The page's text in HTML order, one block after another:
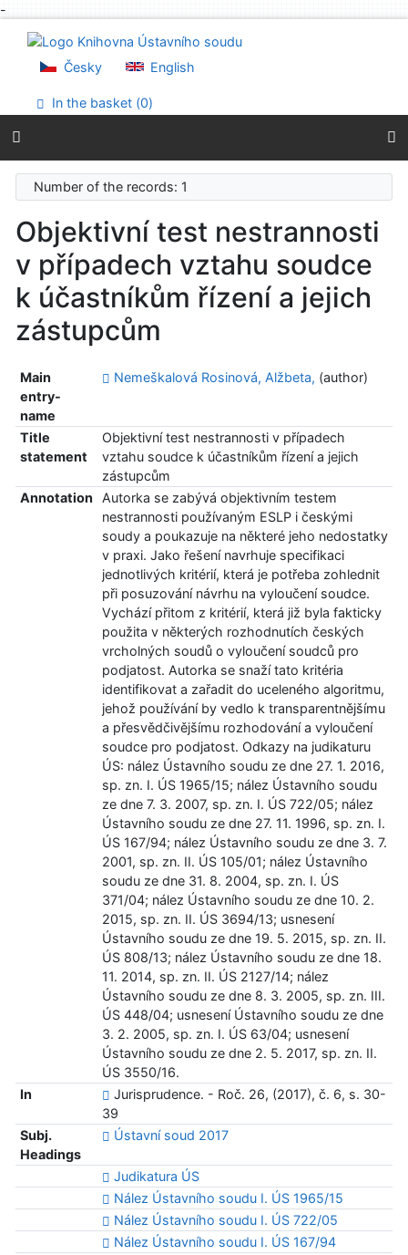
-
Go to menu
Accessibility declaration
Česky English
In the basket (0)
Number of the records: 1
Objektivní test nestrannosti
v případech vztahu soudce
k účastníkům řízení a jejich
zástupcům
Main
entry-
name
Nemeškalová Rosinová, Alžbeta, (author)
Title
statement
Objektivní test nestrannosti v případech
vztahu soudce k účastníkům řízení a jejich
zástupcům
Annotation
Autorka se zabývá objektivním testem
nestrannosti používaným ESLP i českými
soudy a poukazuje na některé jeho nedostatky
v praxi. Jako řešení navrhuje specifikaci
jednotlivých kritérií, která je potřeba zohlednit
při posuzování návrhu na vyloučení soudce.
Vychází přitom z kritérií, která již byla fakticky
použita v některých rozhodnutích českých
vrcholných soudů o vyloučení soudců pro
podjatost. Autorka se snaží tato kritéria
identifikovat a zařadit do uceleného algoritmu,
jehož používání by vedlo k transparentnějšímu
a přesvědčivějšímu rozhodování a vyloučení
soudce pro podjatost. Odkazy na judikaturu
ÚS: nález Ústavního soudu ze dne 27. 1. 2016,
sp. zn. I. ÚS 1965/15; nález Ústavního soudu
ze dne 7. 3. 2007, sp. zn. I. ÚS 722/05; nález
Ústavního soudu ze dne 27. 11. 1996, sp. zn. I.
ÚS 167/94; nález Ústavního soudu ze dne 3. 7.
2001, sp. zn. II. ÚS 105/01; nález Ústavního
soudu ze dne 31. 8. 2004, sp. zn. I. ÚS
371/04; nález Ústavního soudu ze dne 10. 2.
2015, sp. zn. II. ÚS 3694/13; usnesení
Ústavního soudu ze dne 19. 5. 2015, sp. zn. II.
ÚS 808/13; nález Ústavního soudu ze dne 18.
11. 2014, sp. zn. II. ÚS 2127/14; nález
Ústavního soudu ze dne 8. 3. 2005, sp. zn. III.
ÚS 448/04; usnesení Ústavního soudu ze dne
3. 2. 2005, sp. zn. I. ÚS 63/04; usnesení
Ústavního soudu ze dne 2. 5. 2017, sp. zn. II.
ÚS 3550/16.
In
Jurisprudence. - Roč. 26, (2017), č. 6, s. 30-
39
Subj.
Headings
Ústavní soud 2017
Judikatura ÚS
Nález Ústavního soudu I. ÚS 1965/15
Nález Ústavního soudu I. ÚS 722/05
Nález Ústavního soudu I. ÚS 167/94